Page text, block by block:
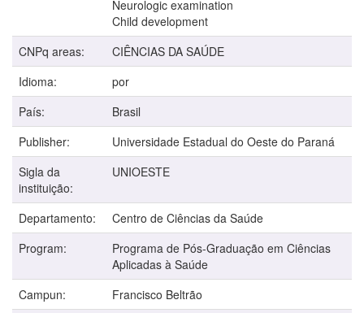
Neurologic examination
Child development
CNPq areas:
CIÊNCIAS DA SAÚDE
Idioma:
por
País:
Brasil
Publisher:
Universidade Estadual do Oeste do Paraná
Sigla da
instituição:
UNIOESTE
Departamento:
Centro de Ciências da Saúde
Program:
Programa de Pós-Graduação em Ciências
Aplicadas à Saúde
Campun:
Francisco Beltrão